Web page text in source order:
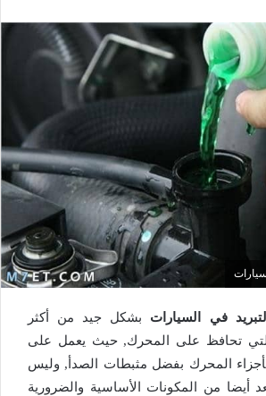
في السيارات بشكل جيد من أكثر
التي تحافظ على المحرك, حيث يعمل على
بأجزاء المحرك بفضل مثبطات الصدأ, وليس
من المكونات الأساسية والضرورية